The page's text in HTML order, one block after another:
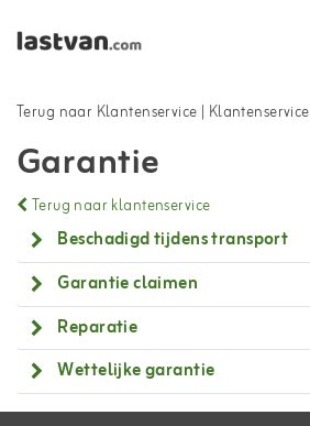
Terug naar Klantenservice | Klantenservice
Garantie
Terug naar klantenservice
Beschadigd tijdens transport
Garantie claimen
Reparatie
Wettelijke garantie